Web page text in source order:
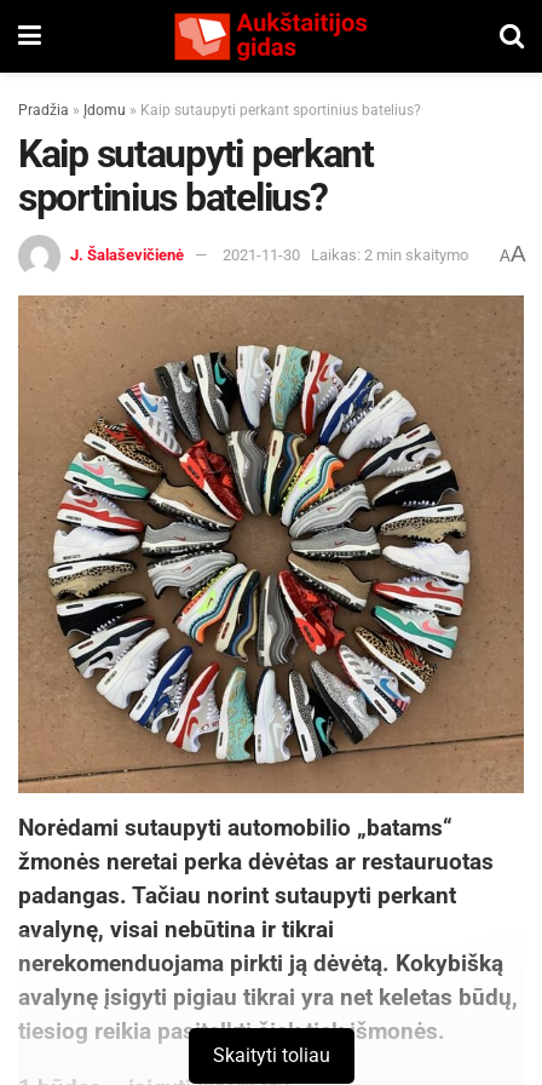
Pradžia » Įdomu » Kaip sutaupyti perkant sportinius batelius?
Kaip sutaupyti perkant
sportinius batelius?
J. Šalaševičienė 2021-11-30 Laikas: 2 min skaitymo AA
Norėdami sutaupyti automobilio „batams“
žmonės neretai perka dėvėtas ar restauruotas
padangas. Tačiau norint sutaupyti perkant
avalynę, visai nebūtina ir tikrai
nerekomenduojama pirkti ją dėvėtą. Kokybišką
avalynę įsigyti pigiau tikrai yra net keletas būdų,
tiesiog reikia pasitelkti šiek tiek išmonės.
Skaityti toliau